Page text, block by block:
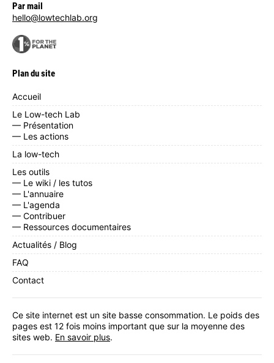
Par mail
hello@lowtechlab.org
Plan du site
Accueil
Le Low-tech Lab
— Présentation
— Les actions
La low-tech
Les outils
— Le wiki / les tutos
— L'annuaire
— L'agenda
— Contribuer
— Ressources documentaires
Actualités / Blog
FAQ
Contact
Ce site internet est un site basse consommation. Le poids des
pages est 12 fois moins important que sur la moyenne des
sites web. En savoir plus.